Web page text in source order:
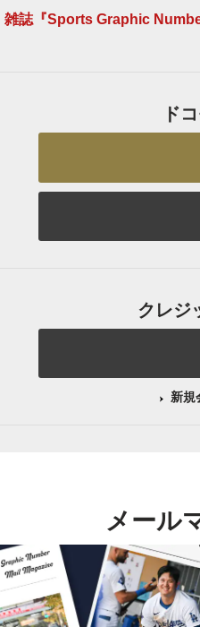
雑誌『Sports Graphic
ド
クレジ
新規
メール